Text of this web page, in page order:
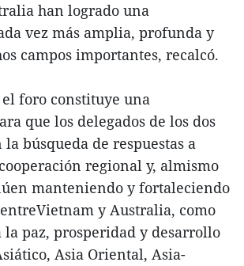
han logrado una
vez más amplia, profunda y
campos importantes, recalcó.
foro constituye una
que los delegados de los dos
búsqueda de respuestas a
regional y, almismo
manteniendo y fortaleciendo
y Australia, como
paz, prosperidad y desarrollo
Asia Oriental, Asia-